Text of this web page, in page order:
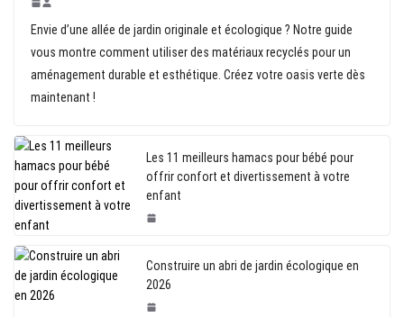
Envie d’une allée de jardin originale et écologique ? Notre guide
vous montre comment utiliser des matériaux recyclés pour un
aménagement durable et esthétique. Créez votre oasis verte dès
maintenant !
Les 11 meilleurs hamacs pour bébé pour
offrir confort et divertissement à votre
enfant
Construire un abri de jardin écologique en
2026